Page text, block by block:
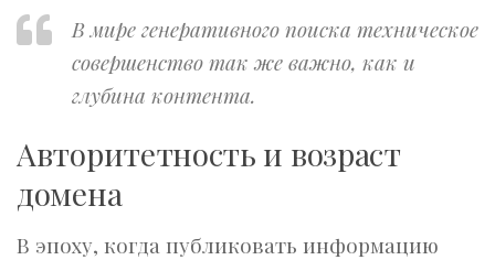
В мире генеративного поиска техническое
совершенство так же важно, как и
глубина контента.
Авторитетность и возраст
домена
В эпоху, когда публиковать информацию